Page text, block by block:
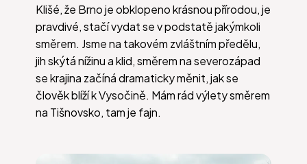
Klišé, že Brno je obklopeno krásnou přírodou, je
pravdivé, stačí vydat se v podstatě jakýmkoli
směrem. Jsme na takovém zvláštním předělu,
jih skýtá nížinu a klid, směrem na severozápad
se krajina začíná dramaticky měnit, jak se
člověk blíží k Vysočině. Mám rád výlety směrem
na Tišnovsko, tam je fajn.